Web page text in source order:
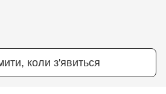
коли з'явиться